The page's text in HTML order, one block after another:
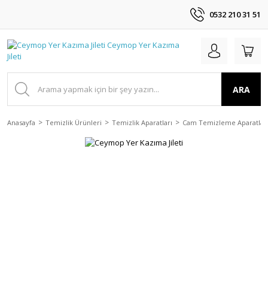
0532 210 31 51
ARA
Anasayfa Temizlik Ürünleri Temizlik Aparatları Cam Temizleme Aparatları